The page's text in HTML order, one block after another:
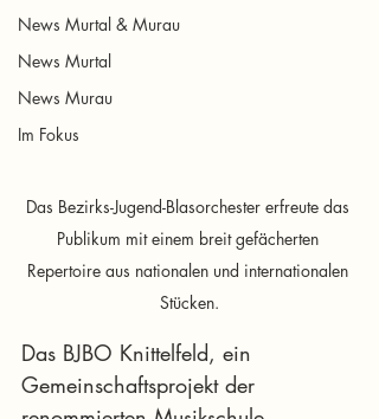
News Murtal & Murau
News Murtal
News Murau
Im Fokus
Das Bezirks-Jugend-Blasorchester erfreute das
Publikum mit einem breit gefächerten
Repertoire aus nationalen und internationalen
Stücken.
Das BJBO Knittelfeld, ein
Gemeinschaftsprojekt der